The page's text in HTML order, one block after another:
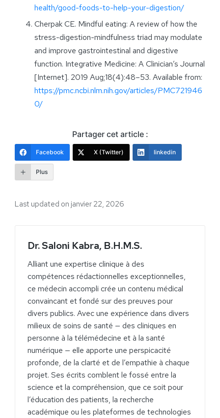
health/good-foods-to-help-your-digestion/
Cherpak CE. Mindful eating: A review of how the
stress-digestion-mindfulness triad may modulate
and improve gastrointestinal and digestive
function. Integrative Medicine: A Clinician’s Journal
[Internet]. 2019 Aug;18(4):48–53. Available from:
https://pmc.ncbi.nlm.nih.gov/articles/PMC721946
0/
Partager cet article :
Facebook X (Twitter) linkedin
Plus
Last updated on janvier 22, 2026
Dr. Saloni Kabra, B.H.M.S.
Alliant une expertise clinique à des
compétences rédactionnelles exceptionnelles,
ce médecin accompli crée un contenu médical
convaincant et fondé sur des preuves pour
divers publics. Avec une expérience dans divers
milieux de soins de santé — des cliniques en
personne à la télémédecine et à la santé
numérique — elle apporte une perspicacité
profonde, de la clarté et de l’empathie à chaque
projet. Ses écrits comblent le fossé entre la
science et la compréhension, que ce soit pour
l’éducation des patients, la recherche
académique ou les plateformes de technologies